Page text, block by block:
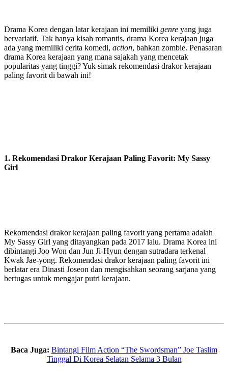
Drama Korea dengan latar kerajaan ini memiliki genre yang juga
bervariatif. Tak hanya kisah romantis, drama Korea kerajaan juga
ada yang memiliki cerita komedi, action, bahkan zombie. Penasaran
drama Korea kerajaan yang mana sajakah yang mencetak
popularitas yang tinggi? Yuk simak rekomendasi drakor kerajaan
paling favorit di bawah ini!
1. Rekomendasi Drakor Kerajaan Paling Favorit: My Sassy
Girl
Rekomendasi drakor kerajaan paling favorit yang pertama adalah
My Sassy Girl yang ditayangkan pada 2017 lalu. Drama Korea ini
dibintangi Joo Won dan Jun Ji-Hyun dengan sutradara terkenal
Kwak Jae-yong. Rekomendasi drakor kerajaan paling favorit ini
berlatar era Dinasti Joseon dan mengisahkan seorang sarjana yang
bertugas untuk mengajar putri kerajaan.
Baca Juga: Bintangi Film Action “The Swordsman” Joe Taslim
Tinggal Di Korea Selatan Selama 3 Bulan